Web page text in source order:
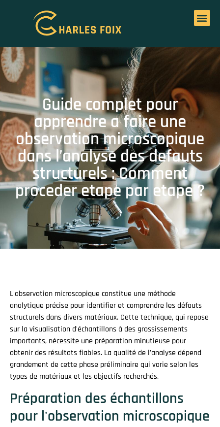
Guide complet pour
apprendre a faire une
observation microscopique
dans l’analyse des defauts
structurels : Comment
proceder etape par etape ?
L'observation microscopique constitue une méthode
analytique précise pour identifier et comprendre les défauts
structurels dans divers matériaux. Cette technique, qui repose
sur la visualisation d'échantillons à des grossissements
importants, nécessite une préparation minutieuse pour
obtenir des résultats fiables. La qualité de l'analyse dépend
grandement de cette phase préliminaire qui varie selon les
types de matériaux et les objectifs recherchés.
Préparation des échantillons
pour l'observation microscopique